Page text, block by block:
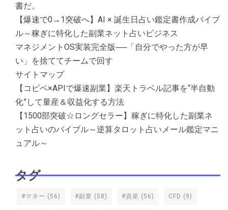
書だ。
【爆速で0→1突破へ】AI × 誕生日占い鑑定書作成バイブ
ル～稼ぎに特化した副業ネット占いビジネス
マネジメントOS実装完全版──「自分でやった方が早
い」を捨ててチームで回す
サイトマップ
【コピペ×APIで爆速副業】楽天トラベル記事を“半自動
化”して量産＆収益化する方法
【1500部突破☆ロングセラー】稼ぎに特化した副業ネ
ット占いのバイブル～逆算タロット占いメール鑑定マニ
ュアル～
タグ
#マネー (56) #副業 (58) #資産 (56) CFD (9)